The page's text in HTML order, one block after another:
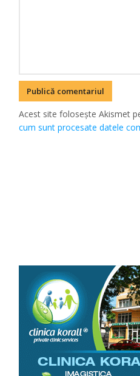
Acest site folosește Akismet
cum sunt procesate datele